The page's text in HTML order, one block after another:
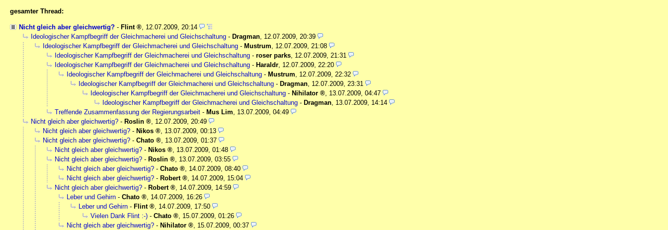
gesamter Thread:
Nicht gleich aber gleichwertig? - Flint , 12.07.2009, 20:14
Ideologischer Kampfbegriff der Gleichmacherei und Gleichschaltung - Dragman, 12.07.2009, 20:39
Ideologischer Kampfbegriff der Gleichmacherei und Gleichschaltung - Mustrum, 12.07.2009, 21:08
Ideologischer Kampfbegriff der Gleichmacherei und Gleichschaltung - roser parks, 12.07.2009, 21:31
Ideologischer Kampfbegriff der Gleichmacherei und Gleichschaltung - Haraldr, 12.07.2009, 22:20
Ideologischer Kampfbegriff der Gleichmacherei und Gleichschaltung - Mustrum, 12.07.2009, 22:32
Ideologischer Kampfbegriff der Gleichmacherei und Gleichschaltung - Dragman, 12.07.2009, 23:31
Ideologischer Kampfbegriff der Gleichmacherei und Gleichschaltung - Nihilator , 13.07.2009, 04:47
Ideologischer Kampfbegriff der Gleichmacherei und Gleichschaltung - Dragman, 13.07.2009, 14:14
Treffende Zusammenfassung der Regierungsarbeit - Mus Lim, 13.07.2009, 04:49
Nicht gleich aber gleichwertig? - Roslin , 12.07.2009, 20:49
Nicht gleich aber gleichwertig? - Nikos , 13.07.2009, 00:13
Nicht gleich aber gleichwertig? - Chato , 13.07.2009, 01:37
Nicht gleich aber gleichwertig? - Nikos , 13.07.2009, 01:48
Nicht gleich aber gleichwertig? - Roslin , 13.07.2009, 03:55
Nicht gleich aber gleichwertig? - Chato , 14.07.2009, 08:40
Nicht gleich aber gleichwertig? - Robert , 14.07.2009, 15:04
Nicht gleich aber gleichwertig? - Robert , 14.07.2009, 14:59
Leber und Gehirn - Chato , 14.07.2009, 16:26
Leber und Gehirn - Flint , 14.07.2009, 17:50
Vielen Dank Flint :-) - Chato , 15.07.2009, 01:26
Nicht gleich aber gleichwertig? - Nihilator , 15.07.2009, 00:37